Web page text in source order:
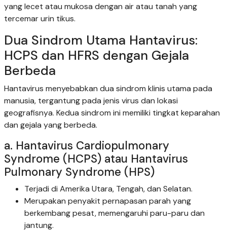
yang lecet atau mukosa dengan air atau tanah yang
tercemar urin tikus.
Dua Sindrom Utama Hantavirus:
HCPS dan HFRS dengan Gejala
Berbeda
Hantavirus menyebabkan dua sindrom klinis utama pada
manusia, tergantung pada jenis virus dan lokasi
geografisnya. Kedua sindrom ini memiliki tingkat keparahan
dan gejala yang berbeda.
a. Hantavirus Cardiopulmonary
Syndrome (HCPS) atau Hantavirus
Pulmonary Syndrome (HPS)
Terjadi di Amerika Utara, Tengah, dan Selatan.
Merupakan penyakit pernapasan parah yang
berkembang pesat, memengaruhi paru-paru dan
jantung.